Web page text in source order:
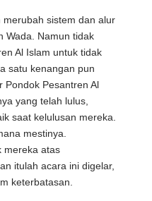
sistem dan alur
Wada. Namun tidak
Al Islam untuk tidak
satu kenangan pun
Pondok Pesantren Al
yang telah lulus,
saat kelulusan mereka.
mestinya.
mereka atas
itulah acara ini digelar,
keterbatasan.